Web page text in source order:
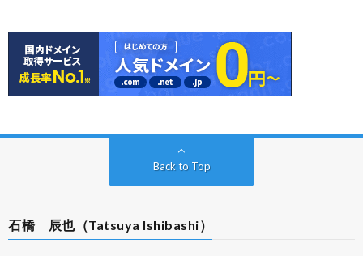
Back to Top
石橋 辰也（Tatsuya Ishibashi）